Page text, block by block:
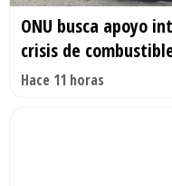
ONU busca apoyo
crisis de
Hace 11 horas